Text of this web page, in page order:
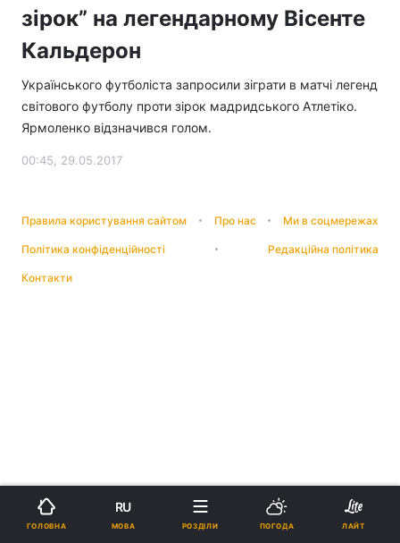
зірок” на легендарному Вісенте
Кальдерон
Українського футболіста запросили зіграти в матчі легенд
світового футболу проти зірок мадридського Атлетіко.
Ярмоленко відзначився голом.
00:45, 29.05.2017
Правила користування сайтом Про нас Ми в соцмережах
Політика конфіденційності Редакційна політика
Контакти
ГОЛОВНА
RU
МОВА РОЗДІЛИ ПОГОДА ЛАЙТ